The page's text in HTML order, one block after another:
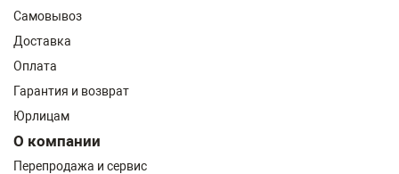
Самовывоз
Доставка
Оплата
Гарантия и возврат
Юрлицам
О компании
Перепродажа и сервис